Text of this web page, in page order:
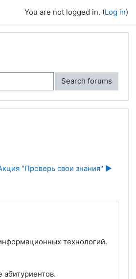
You are not logged in. (Log in)
Search forums
"Проверь свои знания" ▶︎
технологий.
абитуриентов.